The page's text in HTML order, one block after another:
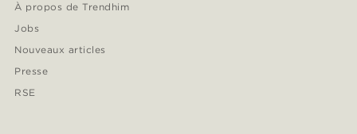
À propos de Trendhim
Jobs
Nouveaux articles
Presse
RSE